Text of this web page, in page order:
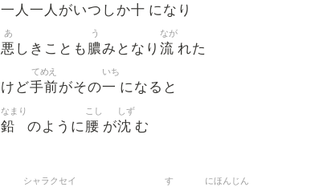
一人一人 がいつしか十 になり
悪
あ
しきことも 膿
う
みとなり 流
なが
れた
けど手前
てめえ
がその一
いち
になると
鉛
なまり
のように腰
こし
が沈
しず
む
シャラクセイ す にほんじん